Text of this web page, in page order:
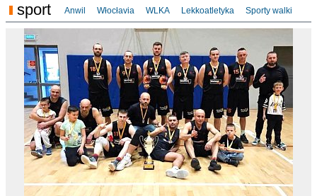
sport Anwil Włocłavia WLKA Lekkoatletyka Sporty walki